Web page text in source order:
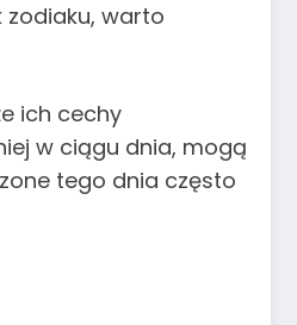
zodiaku, warto
ich cechy
w ciągu dnia, mogą
tego dnia często